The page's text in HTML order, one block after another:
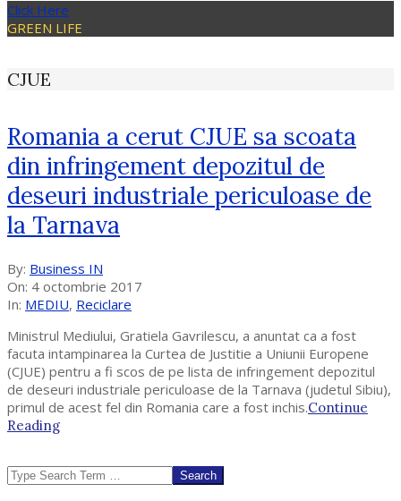
Click Here
GREEN LIFE
CJUE
Romania a cerut CJUE sa scoata
din infringement depozitul de
deseuri industriale periculoase de
la Tarnava
2017-
10-
04
By: Business IN
On: 4 octombrie 2017
In: MEDIU, Reciclare
Ministrul Mediului, Gratiela Gavrilescu, a anuntat ca a fost
facuta intampinarea la Curtea de Justitie a Uniunii Europene
(CJUE) pentru a fi scos de pe lista de infringement depozitul
de deseuri industriale periculoase de la Tarnava (judetul Sibiu),
primul de acest fel din Romania care a fost inchis.Continue
Reading
Search